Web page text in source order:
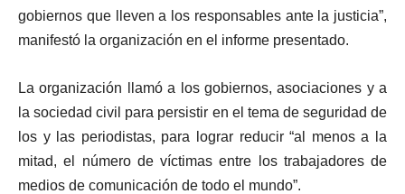
gobiernos que lleven a los responsables ante la justicia”,
manifestó la organización en el informe presentado.
La organización llamó a los gobiernos, asociaciones y a
la sociedad civil para persistir en el tema de seguridad de
los y las periodistas, para lograr reducir “al menos a la
mitad, el número de víctimas entre los trabajadores de
medios de comunicación de todo el mundo”.